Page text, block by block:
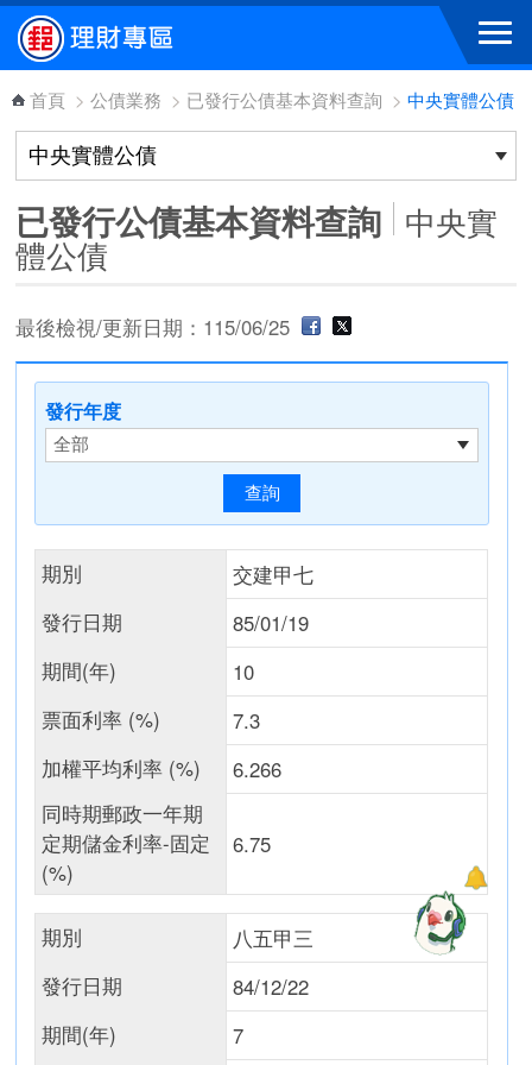
跳到主要內容區塊
首頁 > 公債業務 > 已發行公債基本資料查詢 > 中央實體公債
已發行公債基本資料查詢 中央實
體公債
最後檢視/更新日期：115/06/25
發行年度
期別
交建甲七
發行日期
85/01/19
期間(年)
10
票面利率 (%)
7.3
加權平均利率 (%)
6.266
同時期郵政一年期
定期儲金利率-固定
(%)
6.75
期別
八五甲三
發行日期
84/12/22
期間(年)
7